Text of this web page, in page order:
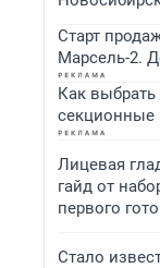
Старт
Марсель-2.
Как
секционные
Лицевая
гайд от
первого
Стало